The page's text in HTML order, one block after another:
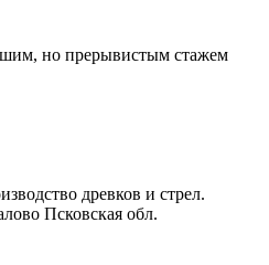
но прерывистым стажем
древков и стрел.
Псковская обл.